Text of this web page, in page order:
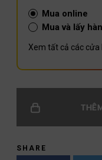
Mua online
Mua và lấy
Xem tất cả các cửa
SHARE